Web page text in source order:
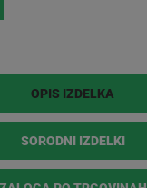
OPIS IZDELKA
SORODNI IZDELKI